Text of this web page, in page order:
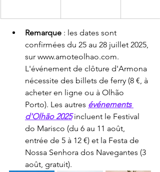
Remarque : les dates sont
confirmées du 25 au 28 juillet 2025,
sur www.amoteolhao.com.
L'événement de clôture d'Armona
nécessite des billets de ferry (8 €, à
acheter en ligne ou à Olhão
Porto). Les autres événements
d'Olhão 2025 incluent le Festival
do Marisco (du 6 au 11 août,
entrée de 5 à 12 €) et la Festa de
Nossa Senhora dos Navegantes (3
août, gratuit).